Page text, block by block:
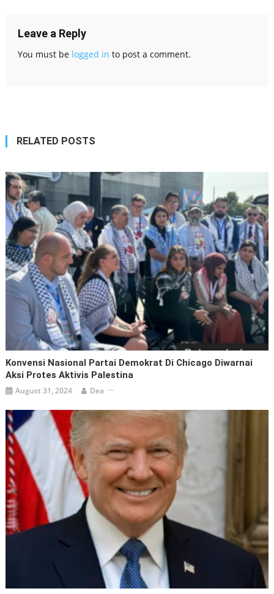
Leave a Reply
You must be logged in to post a comment.
RELATED POSTS
Konvensi Nasional Partai Demokrat Di Chicago Diwarnai
Aksi Protes Aktivis Palestina
August 31, 2024 Dea